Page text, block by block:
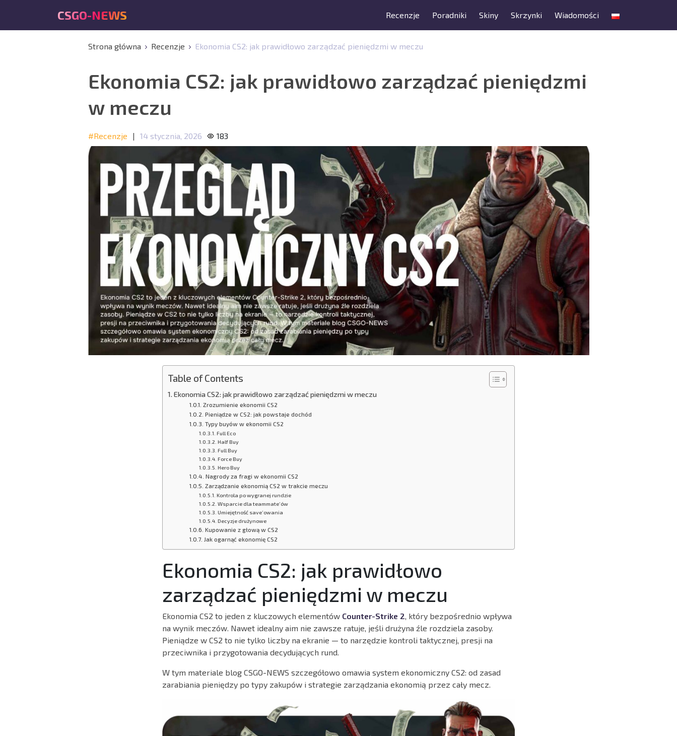
CSGO-NEWS Recenzje Poradniki Skiny Skrzynki Wiadomości
Strona główna Recenzje Ekonomia CS2: jak prawidłowo zarządzać pieniędzmi w meczu
Ekonomia CS2: jak prawidłowo zarządzać pieniędzmi
w meczu
#Recenzje | 14 stycznia, 2026 183
Table of Contents
Ekonomia CS2: jak prawidłowo zarządzać pieniędzmi w meczu
Zrozumienie ekonomii CS2
Pieniądze w CS2: jak powstaje dochód
Typy buyów w ekonomii CS2
Full Eco
Half Buy
Full Buy
Force Buy
Hero Buy
Nagrody za fragi w ekonomii CS2
Zarządzanie ekonomią CS2 w trakcie meczu
Kontrola po wygranej rundzie
Wsparcie dla teammate’ów
Umiejętność save’owania
Decyzje drużynowe
Kupowanie z głową w CS2
Jak ogarnąć ekonomię CS2
Ekonomia CS2: jak prawidłowo
zarządzać pieniędzmi w meczu
Ekonomia CS2 to jeden z kluczowych elementów Counter-Strike 2 , który bezpośrednio wpływa
na wynik meczów. Nawet idealny aim nie zawsze ratuje, jeśli drużyna źle rozdziela zasoby.
Pieniądze w CS2 to nie tylko liczby na ekranie — to narzędzie kontroli taktycznej, presji na
przeciwnika i przygotowania decydujących rund.
W tym materiale blog CSGO-NEWS szczegółowo omawia system ekonomiczny CS2: od zasad
zarabiania pieniędzy po typy zakupów i strategie zarządzania ekonomią przez cały mecz.